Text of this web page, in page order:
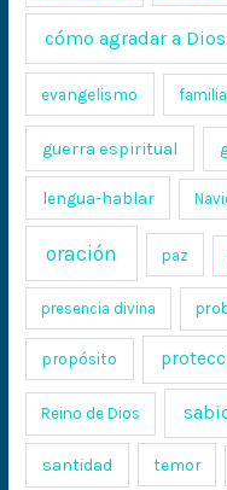
cómo agradar a Dios
evangelismo familia
guerra espiritual
lengua-hablar
oración paz
presencia divina
propósito
Reino de Dios
santidad temor